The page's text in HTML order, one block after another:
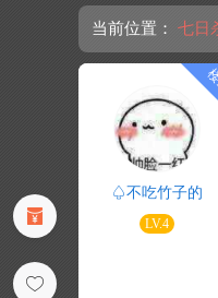
当前位置： 七日
♤不吃竹子的
LV.4